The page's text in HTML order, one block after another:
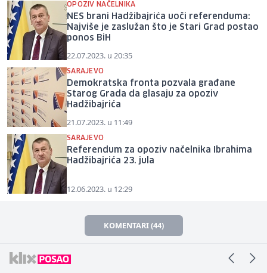
OPOZIV NAČELNIKA
NES brani Hadžibajrića uoči referenduma:
Najviše je zaslužan što je Stari Grad postao
ponos BiH
22.07.2023. u 20:35
SARAJEVO
Demokratska fronta pozvala građane
Starog Grada da glasaju za opoziv
Hadžibajrića
21.07.2023. u 11:49
SARAJEVO
Referendum za opoziv načelnika Ibrahima
Hadžibajrića 23. jula
12.06.2023. u 12:29
KOMENTARI (44)